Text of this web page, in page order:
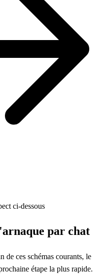
ci-dessous
par chat
de ces schémas courants, le
étape la plus rapide.